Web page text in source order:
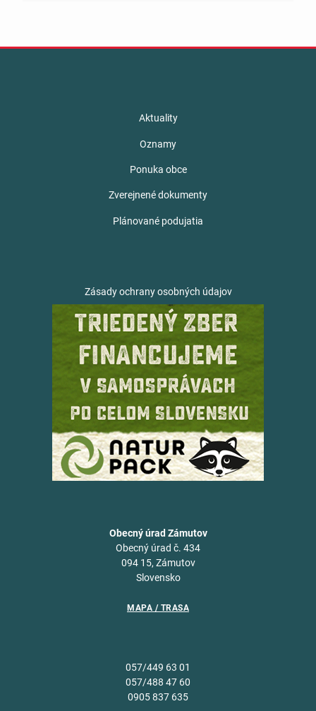
Aktuality
Oznamy
Ponuka obce
Zverejnené dokumenty
Plánované podujatia
Zásady ochrany osobných údajov
Obecný úrad Zámutov
Obecný úrad č. 434
094 15, Zámutov
Slovensko
MAPA / TRASA
057/449 63 01
057/488 47 60
0905 837 635